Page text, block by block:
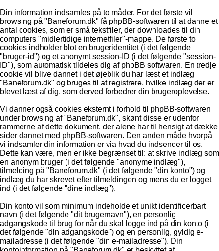
Din information indsamles på to måder. For det første vil
browsing på "Baneforum.dk" få phpBB-softwaren til at danne et
antal cookies, som er små tekstfiler, der downloades til din
computers "midlertidige internetfiler"-mappe. De første to
cookies indholder blot en brugeridentitet (i det følgende
"bruger-id") og et anonymt session-ID (i det følgende "session-
ID"), som automatisk tildeles dig af phpBB softwaren. En tredje
cookie vil blive dannet i det øjeblik du har læst et indlæg i
"Baneforum.dk" og bruges til at registrere, hvilke indlæg der er
blevet læst af dig, som derved forbedrer din brugeroplevelse.
Vi danner også cookies eksternt i forhold til phpBB-softwaren
under browsing af "Baneforum.dk", skønt disse er udenfor
rammerne af dette dokument, der alene har til hensigt at dække
sider dannet med phpBB-softwaren. Den anden måde hvorpå
vi indsamler din information er via hvad du indsender til os.
Dette kan være, men er ikke begrænset til: at skrive indlæg som
en anonym bruger (i det følgende "anonyme indlæg"),
tilmelding på "Baneforum.dk" (i det følgende "din konto") og
indlæg du har skrevet efter tilmeldingen og mens du er logget
ind (i det følgende "dine indlæg").
Din konto vil som minimum indeholde et unikt identificerbart
navn (i det følgende "dit brugernavn"), en personlig
adgangskode til brug for når du skal logge ind på din konto (i
det følgende "din adgangskode") og en personlig, gyldig e-
mailadresse (i det følgende "din e-mailadresse"). Din